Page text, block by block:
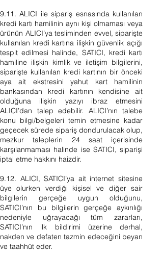
9.11. ALICI ile sipariş esnasında kullanılan
kredi kartı hamilinin aynı kişi olmaması veya
ürünün ALICI’ya tesliminden evvel, siparişte
kullanılan kredi kartına ilişkin güvenlik açığı
tespit edilmesi halinde, SATICI, kredi kartı
hamiline ilişkin kimlik ve iletişim bilgilerini,
siparişte kullanılan kredi kartının bir önceki
aya ait ekstresini yahut kart hamilinin
bankasından kredi kartının kendisine ait
olduğuna ilişkin yazıyı ibraz etmesini
ALICI’dan talep edebilir. ALICI’nın talebe
konu bilgi/belgeleri temin etmesine kadar
geçecek sürede sipariş dondurulacak olup,
mezkur taleplerin 24 saat içerisinde
karşılanmaması halinde ise SATICI, siparişi
iptal etme hakkını haizdir.
9.12. ALICI, SATICI’ya ait internet sitesine
üye olurken verdiği kişisel ve diğer sair
bilgilerin gerçeğe uygun olduğunu,
SATICI’nın bu bilgilerin gerçeğe aykırılığı
nedeniyle uğrayacağı tüm zararları,
SATICI’nın ilk bildirimi üzerine derhal,
nakden ve defaten tazmin edeceğini beyan
ve taahhüt eder.